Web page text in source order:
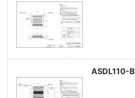
ASDL110-B